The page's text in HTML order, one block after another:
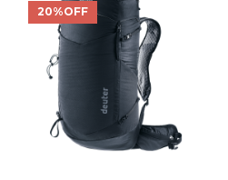
20%OFF